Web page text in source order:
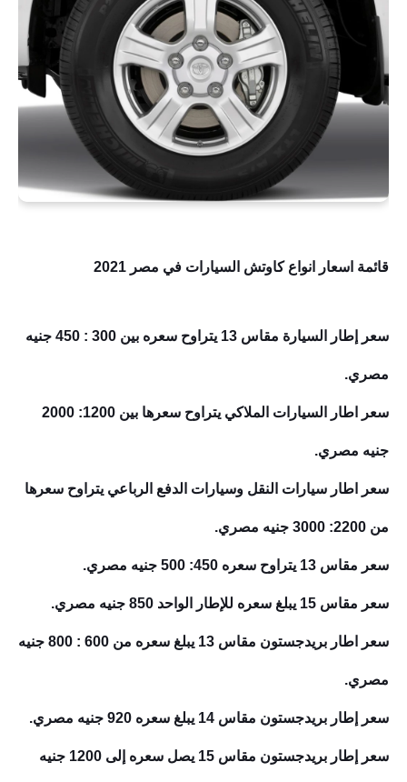
قائمة اسعار انواع كاوتش السيارات في مصر 2021
سعر إطار السيارة مقاس 13 يتراوح سعره بين 300 : 450 جنيه
مصري.
سعر اطار السيارات الملاكي يتراوح سعرها بين 1200: 2000
جنيه مصري.
سعر اطار سيارات النقل وسيارات الدفع الرباعي يتراوح سعرها
من 2200: 3000 جنيه مصري.
سعر مقاس 13 يتراوح سعره 450: 500 جنيه مصري.
سعر مقاس 15 يبلغ سعره للإطار الواحد 850 جنيه مصري.
سعر اطار بريدجستون مقاس 13 يبلغ سعره من 600 : 800 جنيه
مصري.
سعر إطار بريدجستون مقاس 14 يبلغ سعره 920 جنيه مصري.
سعر إطار بريدجستون مقاس 15 يصل سعره إلى 1200 جنيه